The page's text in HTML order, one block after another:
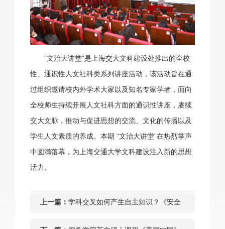
“文治大讲堂”是上海交大文科建设处推出的全校
性、通识性人文社科类系列讲座活动，该活动旨在通
过组织邀请校内外学术大家以及知名专家学者，面向
全校师生持续开展人文社科方面的通识性讲座，赓续
交大文脉，推动与促进思想的交流、文化的传播以及
学生人文素质的养成。本期 “文治大讲堂”在热烈掌声
中圆满落幕，为上海交通大学文科建设注入新的思想
活力。
上一篇： 学科交叉如何产生自主知识？《安全
政治学》新书研讨会在上海交通大学